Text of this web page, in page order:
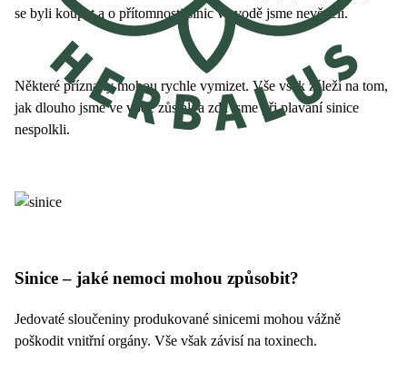
se byli koupat a o přítomnosti sinic ve vodě jsme nevěděli.
Některé příznaky mohou rychle vymizet. Vše však záleží na tom,
jak dlouho jsme ve vodě zůstali a zda jsme při plavání sinice
nespolkli.
Sinice – jaké nemoci mohou způsobit?
Jedovaté sloučeniny produkované sinicemi mohou vážně
poškodit vnitřní orgány. Vše však závisí na toxinech.